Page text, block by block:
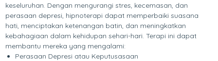
keseluruhan. Dengan mengurangi stres, kecemasan, dan
perasaan depresi, hipnoterapi dapat memperbaiki suasana
hati, menciptakan ketenangan batin, dan meningkatkan
kebahagiaan dalam kehidupan sehari-hari. Terapi ini dapat
membantu mereka yang mengalami:
Perasaan Depresi atau Keputusasaan